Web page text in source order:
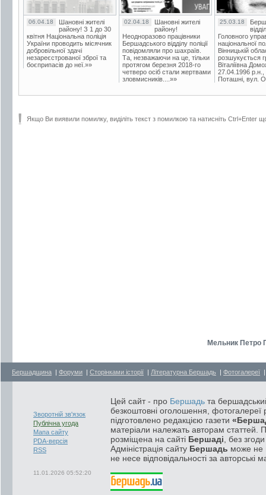
06.04.18
Шановні жителі
району! З 1 до 30
квітня Національна поліція
України проводить місячник
добровільної здачі
незареєстрованої зброї та
боєприпасів до неї.»»
02.04.18
Шановні жителі
району!
Неодноразово працівники
Бершадського відділу поліції
повідомляли про шахраїв.
Та, незважаючи на це, тільки
протягом березня 2018-го
четверо осіб стали жертвами
зловмисників....»»
25.03.18
Головного
національної
Вінницькій
розшукується
Віталіївна
27.04.1996 р.н.,
Поташні, вул.
Якщо Ви виявили помилку, виділіть текст з помилкою та натисніть Ctrl+Enter
Мельник Петро
Бершадщина | Форуми | Сторінками історії | Літературна Бершадь | Фотогалереї
Зворотній зв'язок
Публічна угода
Мапа сайту
PDA-версія
RSS
11.01.2026 05:52:20
Цей сайт - про Бершадь та
безкоштовні оголошення, фотогалереї
підготовлено редакцією газети
матеріали належать авторам статтей.
розміщена на сайті Бершаді , без
Адміністрація сайту Бершадь може не
не несе відповідальності за авторські